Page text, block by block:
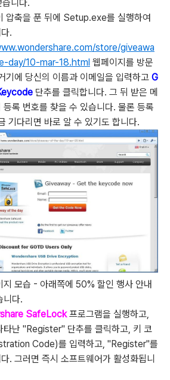
니다.
압축을 푼 뒤에 Setup.exe를 실행하여
.
store/giveawa
day/10-mar-18.html 웹페이지를 방문
기에 당신의 이름과 이메일을 입력하고 G
단추를 클릭합니다. 그 뒤 받은 메
등록 번호를 찾을 수 있습니다. 물론 등록
기다리면 바로 알 수 있기도 합니다.
지 모습 - 아래쪽에 50% 할인 행사 안내
니다.
SafeLock프로그램을 실행하고,
타난 "Register" 단추를 클릭하고, 키 코
Code)를 입력하고, "Register"를
. 그러면 즉시 소프트웨어가 활성화됩니